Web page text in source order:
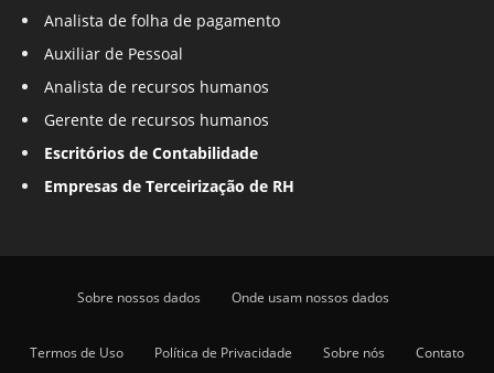
Analista de folha de pagamento
Auxiliar de Pessoal
Analista de recursos humanos
Gerente de recursos humanos
Escritórios de Contabilidade
Empresas de Terceirização de RH
Sobre nossos dados Onde usam nossos dados
Termos de Uso Política de Privacidade Sobre nós Contato